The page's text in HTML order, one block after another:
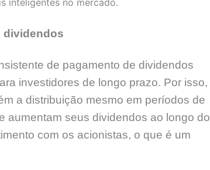
inteligentes no mercado.
dividendos
de pagamento de dividendos
investidores de longo prazo. Por isso,
a distribuição mesmo em períodos de
aumentam seus dividendos ao longo do
com os acionistas, o que é um